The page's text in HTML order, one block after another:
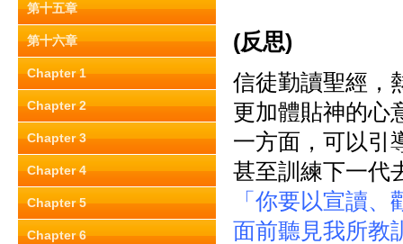
第十五章
第十六章
Chapter 1
Chapter 2
Chapter 3
Chapter 4
Chapter 5
Chapter 6
(反思)
信徒勤讀聖經，
更加體貼神的心
一方面，可以引
甚至訓練下一代
「你要以宣讀、
面前聽見我所教